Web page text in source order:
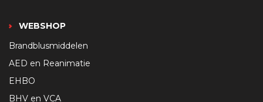
WEBSHOP
Brandblusmiddelen
AED en Reanimatie
EHBO
BHV en VCA